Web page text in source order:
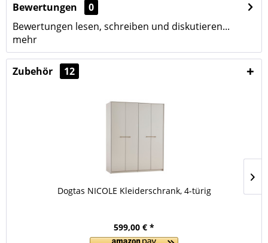
Bewertungen
0
Bewertungen lesen, schreiben und diskutieren...
mehr
Zubehör 12
Dogtas NICOLE Kleiderschrank, 4-türig
599,00 € *